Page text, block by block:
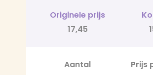
Originele prijs
17,45
Aantal Prijs